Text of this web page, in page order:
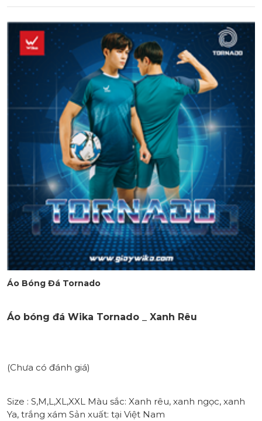
Áo Bóng Đá Tornado
Áo bóng đá Wika Tornado _ Xanh Rêu
(Chưa có đánh giá)
Size : S,M,L,XL,XXL Màu sắc: Xanh rêu, xanh ngọc, xanh
Ya, trắng xám Sản xuất: tại Việt Nam